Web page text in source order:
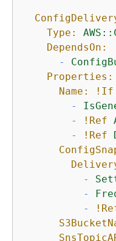
Type:
DependsOn:
-
Properties:
Name:
!If
-
-
!Ref
-
!Ref
-
-
-